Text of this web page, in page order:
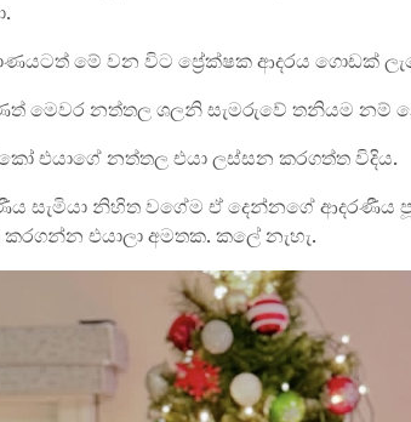
මේ වන විට ප්‍රේක්ෂක ආදරය ගොඩක්
මෙවර නත්තල ශලනි සැමරුවේ තනියම නම්
එයාගේ නත්තල එයා ලස්සන කරගත්ත විදිය.
සැමියා නිහිත වගේම ඒ දෙන්නගේ ආදරණීය
එයාලා අමතක. කලේ නැහැ.